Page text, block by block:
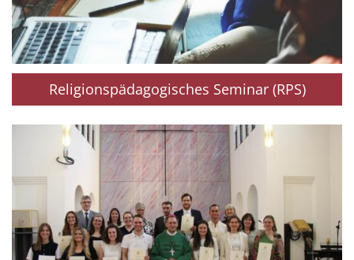
Religionspädagogisches Seminar (RPS)